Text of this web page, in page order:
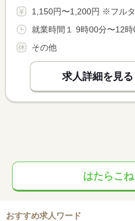
1,150円〜1,200円 ※フルタイム求人の場合は月額（
その他
求人詳細を見る
はたらこ
おすすめ求人ワード